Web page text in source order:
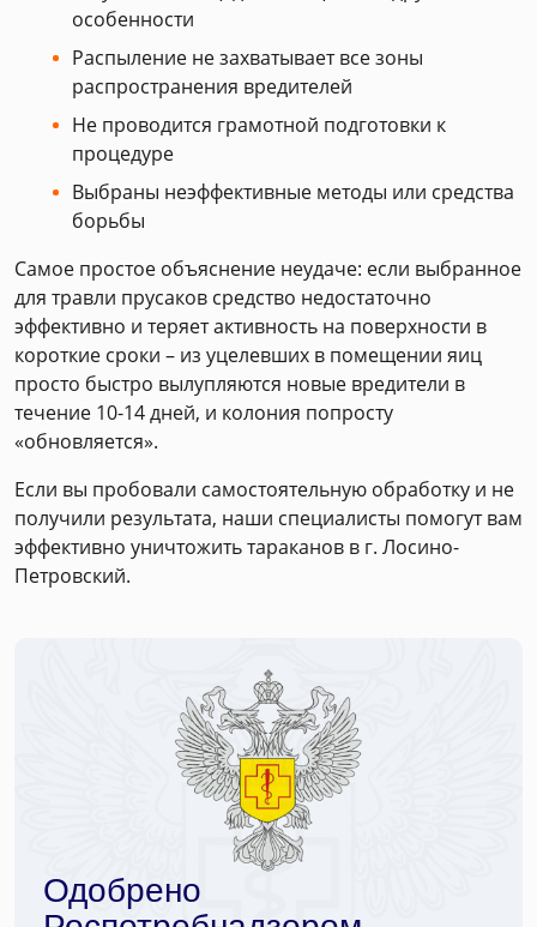
особенности
Распыление не захватывает все зоны
распространения вредителей
Не проводится грамотной подготовки к
процедуре
Выбраны неэффективные методы или средства
борьбы
Самое простое объяснение неудаче: если выбранное
для травли прусаков средство недостаточно
эффективно и теряет активность на поверхности в
короткие сроки – из уцелевших в помещении яиц
просто быстро вылупляются новые вредители в
течение 10-14 дней, и колония попросту
«обновляется».
Если вы пробовали самостоятельную обработку и не
получили результата, наши специалисты помогут вам
эффективно уничтожить тараканов в г. Лосино-
Петровский.
Одобрено